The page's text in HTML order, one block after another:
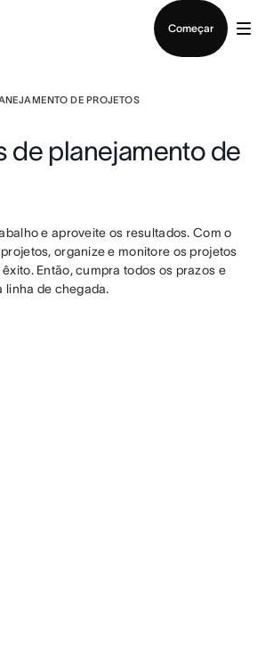
Começar
DE PROJETOS
de planejamento de
e aproveite os resultados. Com o
organize e monitore os projetos
Então, cumpra todos os prazos e
linha de chegada.